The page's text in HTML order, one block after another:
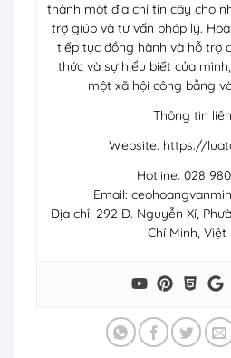
thành một địa chỉ tin cậy cho
trợ giúp và tư vấn pháp lý.
tiếp tục đồng hành và hỗ trợ
thức và sự hiểu biết của
một xã hội công bằng
Thông tin
Website: https://
Hotline: 028
Email:
Địa chỉ: 292 Đ. Nguyễn Xí,
Chí Minh, Việt